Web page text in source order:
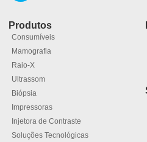
Produtos
Consumíveis
Mamografia
Raio-X
Ultrassom
Biópsia
Impressoras
Injetora de Contraste
Soluções Tecnológicas